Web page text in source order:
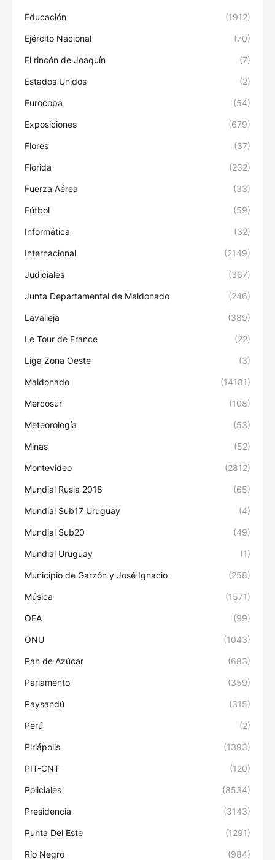
Educación (1912)
Ejército Nacional (70)
El rincón de Joaquín (7)
Estados Unidos (2)
Eurocopa (54)
Exposiciones (679)
Flores (37)
Florida (232)
Fuerza Aérea (33)
Fútbol (59)
Informática (32)
Internacional (2149)
Judiciales (367)
Junta Departamental de Maldonado (246)
Lavalleja (389)
Le Tour de France (22)
Liga Zona Oeste (3)
Maldonado (14181)
Mercosur (108)
Meteorología (53)
Minas (52)
Montevideo (2812)
Mundial Rusia 2018 (65)
Mundial Sub17 Uruguay (4)
Mundial Sub20 (49)
Mundial Uruguay (1)
Municipio de Garzón y José Ignacio (258)
Música (1571)
OEA (99)
ONU (1043)
Pan de Azúcar (683)
Parlamento (359)
Paysandú (315)
Perú (2)
Piriápolis (1393)
PIT-CNT (120)
Policiales (8534)
Presidencia (3143)
Punta Del Este (1291)
Río Negro (984)